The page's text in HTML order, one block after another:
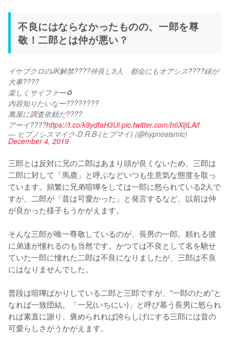
不良にはならなかったものの、一郎を尊
敬！二郎とは仲が悪い？
イケブクロのJK解禁????仲良し3人　都会にもオアシス????緑が
大事????
楽しくサイファー♻️
内容知りたいなー????????
萬屋に調査依頼だ????
アーイ????https://t.co/k9ydfaH3Ui pic.twitter.com/h6XijiLAif
— ヒプノシスマイク-D.R.B-(ヒプマイ) (@hypnosismic)
December 4, 2019
三郎とは反対に兄の二郎はあまり頭が良くないため、三郎は
二郎に対して「馬鹿」と呼ぶなどいつも生意気な態度を取っ
ています。頻繁に兄弟喧嘩をしては一郎に怒られている2人で
すが、二郎が「昔は可愛かった」と発言するなど、以前は仲
が良かった様子もうかがえます。
そんな三郎が唯一尊敬しているのが、長男の一郎。頼れる彼
に弟達が憧れるのも当然です。かつては不良として名を馳せ
ていた一郎に憧れた二郎は不良になりましたが、三郎は不良
にはなりませんでした。
普段は喧嘩ばかりしている二郎と三郎ですが、“一郎のため”と
なれば一致団結。「一兄(いちにい)」と呼び慕う長男に怒られ
れば素直に謝り、褒められれば誇らしげにする三郎には昔の
可愛らしさがうかがえます。